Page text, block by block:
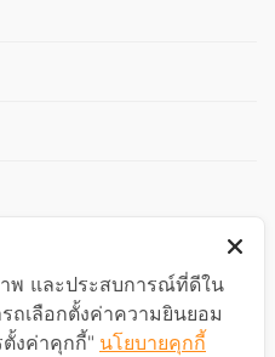
พ และประสบการณ์ที่ดีใน
ถเลือกตั้งค่าความยินยอม
งค่าคุกกี้" นโยบายคุกกี้